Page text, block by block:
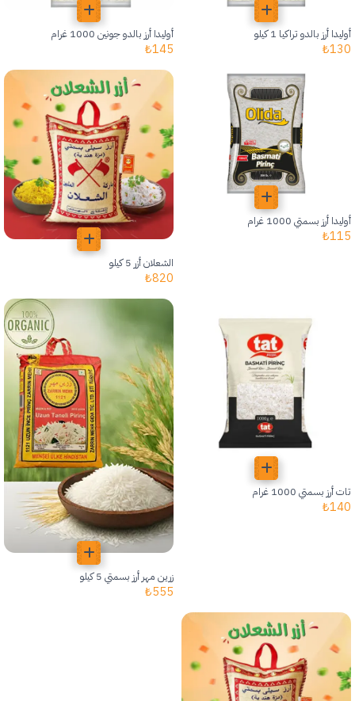
أوليدا أرز بالدو تراكيا 1 كيلو
130
₺
أوليدا أرز بالدو جونين 1000 غرام
145
₺
أوليدا أرز بسمتي 1000 غرام
115
₺
الشعلان أزر 5 كيلو
820
₺
تات أرز بسمتي 1000 غرام
140
₺
زرين مهر أرز بسمتي 5 كيلو
555
₺